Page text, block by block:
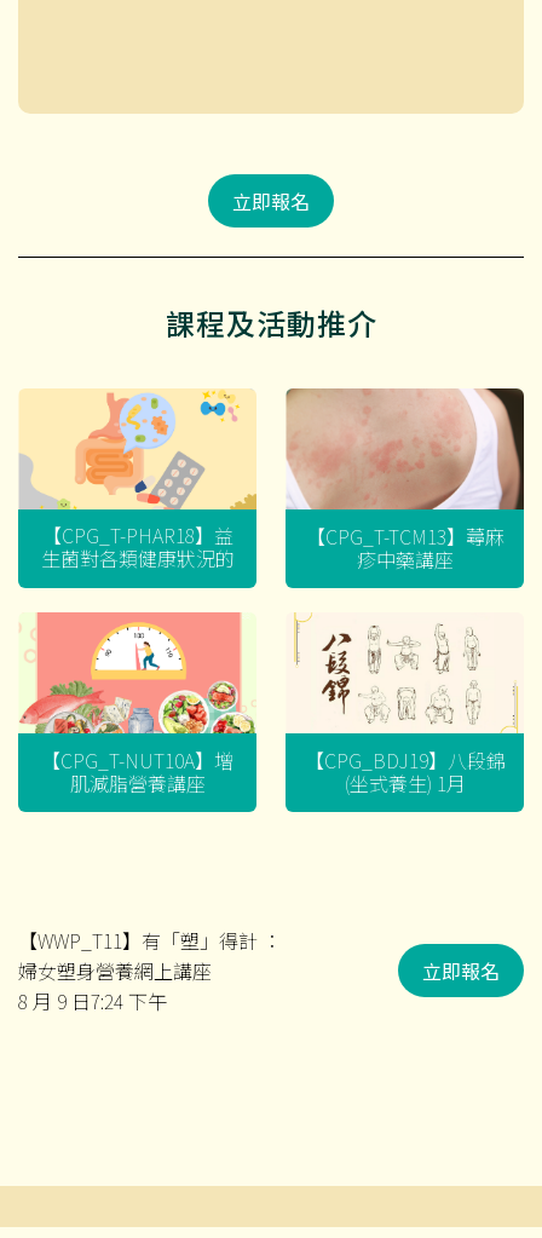
立即報名
課程及活動推介
【CPG_T-PHAR18】益
生菌對各類健康狀況的
迷思
【CPG_T-TCM13】蕁麻
疹中藥講座
【CPG_T-NUT10A】增
肌減脂營養講座
【CPG_BDJ19】八段錦
(坐式養生) 1月
【WWP_T11】有「塑」得計 ：
婦女塑身營養網上講座
8 月 9 日7:24 下午
立即報名